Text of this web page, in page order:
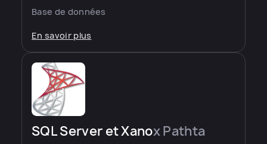
Base de données
En savoir plus
SQL Server et Xanox Pathta